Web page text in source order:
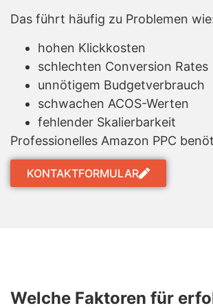
Das führt häufig zu Problemen
hohen Klickkosten
schlechten Conversion Rates
unnötigem Budgetverbrauch
schwachen ACOS-Werten
fehlender Skalierbarkeit
Professionelles Amazon PPC
KONTAKTFORMULAR
Welche Faktoren für